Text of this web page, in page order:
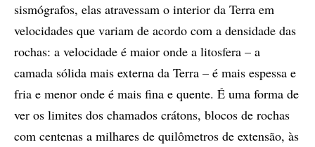
sismógrafos, elas atravessam o interior da Terra em
velocidades que variam de acordo com a densidade das
rochas: a velocidade é maior onde a litosfera – a
camada sólida mais externa da Terra – é mais espessa e
fria e menor onde é mais fina e quente. É uma forma de
ver os limites dos chamados crátons, blocos de rochas
com centenas a milhares de quilômetros de extensão, às